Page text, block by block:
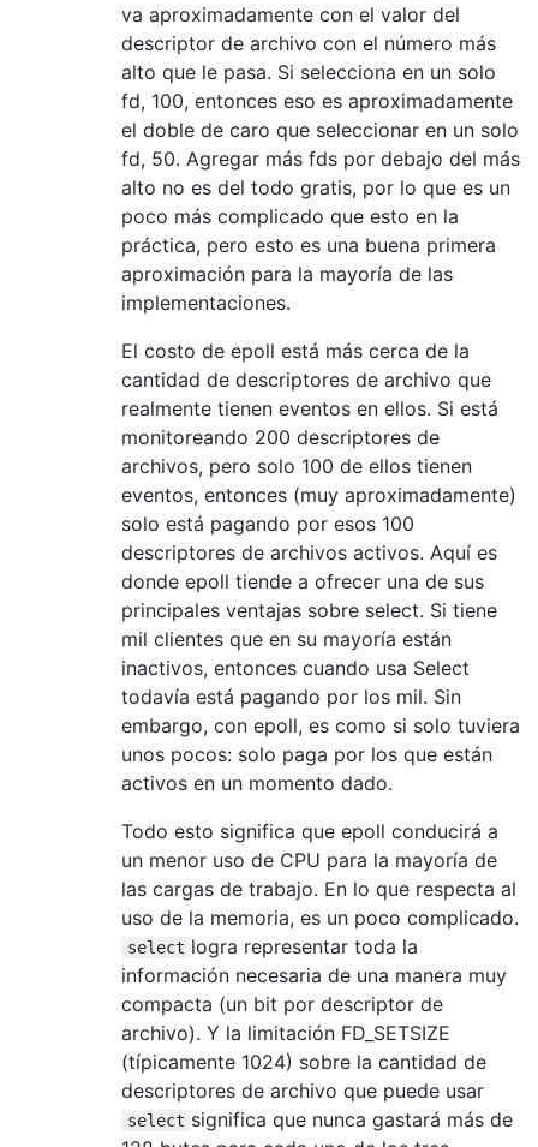
va aproximadamente con el valor del
descriptor de archivo con el número más
alto que le pasa. Si selecciona en un solo
fd, 100, entonces eso es aproximadamente
el doble de caro que seleccionar en un solo
fd, 50. Agregar más fds por debajo del más
alto no es del todo gratis, por lo que es un
poco más complicado que esto en la
práctica, pero esto es una buena primera
aproximación para la mayoría de las
implementaciones.
El costo de epoll está más cerca de la
cantidad de descriptores de archivo que
realmente tienen eventos en ellos. Si está
monitoreando 200 descriptores de
archivos, pero solo 100 de ellos tienen
eventos, entonces (muy aproximadamente)
solo está pagando por esos 100
descriptores de archivos activos. Aquí es
donde epoll tiende a ofrecer una de sus
principales ventajas sobre select. Si tiene
mil clientes que en su mayoría están
inactivos, entonces cuando usa Select
todavía está pagando por los mil. Sin
embargo, con epoll, es como si solo tuviera
unos pocos: solo paga por los que están
activos en un momento dado.
Todo esto significa que epoll conducirá a
un menor uso de CPU para la mayoría de
las cargas de trabajo. En lo que respecta al
uso de la memoria, es un poco complicado.
select logra representar toda la
información necesaria de una manera muy
compacta (un bit por descriptor de
archivo). Y la limitación FD_SETSIZE
(típicamente 1024) sobre la cantidad de
descriptores de archivo que puede usar
select significa que nunca gastará más de